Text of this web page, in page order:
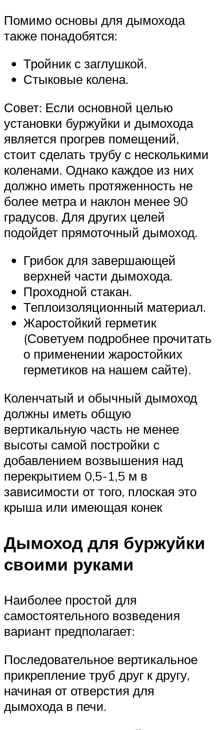
Помимо основы для дымохода
также понадобятся:
Тройник с заглушкой.
Стыковые колена.
Совет: Если основной целью
установки буржуйки и дымохода
является прогрев помещений,
стоит сделать трубу с несколькими
коленами. Однако каждое из них
должно иметь протяженность не
более метра и наклон менее 90
градусов. Для других целей
подойдет прямоточный дымоход.
Грибок для завершающей
верхней части дымохода.
Проходной стакан.
Теплоизоляционный материал.
Жаростойкий герметик
(Советуем подробнее прочитать
о применении жаростойких
герметиков на нашем сайте).
Коленчатый и обычный дымоход
должны иметь общую
вертикальную часть не менее
высоты самой постройки с
добавлением возвышения над
перекрытием 0,5-1,5 м в
зависимости от того, плоская это
крыша или имеющая конек
Дымоход для буржуйки
своими руками
Наиболее простой для
самостоятельного возведения
вариант предполагает:
Последовательное вертикальное
прикрепление труб друг к другу,
начиная от отверстия для
дымохода в печи.